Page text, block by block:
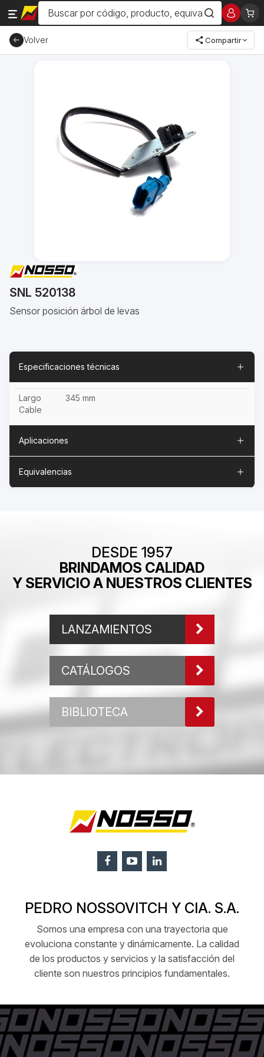
Volver Compartir
SNL 520138
Sensor posición árbol de levas
Especificaciones técnicas
Largo
Cable
345 mm
Aplicaciones
Equivalencias
DESDE 1957
BRINDAMOS CALIDAD
Y SERVICIO A NUESTROS CLIENTES
LANZAMIENTOS
CATÁLOGOS
BIBLIOTECA
PEDRO NOSSOVITCH Y CIA. S.A.
Somos una empresa con una trayectoria que
evoluciona constante y dinámicamente. La calidad
de los productos y servicios y la satisfacción del
cliente son nuestros principios fundamentales.